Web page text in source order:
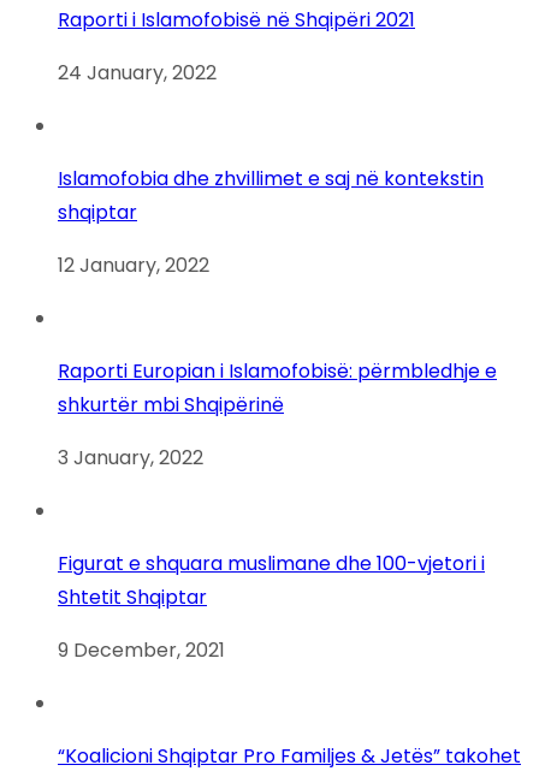
Raporti i Islamofobisë në Shqipëri 2021
24 January, 2022
Islamofobia dhe zhvillimet e saj në kontekstin
shqiptar
12 January, 2022
Raporti Europian i Islamofobisë: përmbledhje e
shkurtër mbi Shqipërinë
3 January, 2022
Figurat e shquara muslimane dhe 100-vjetori i
Shtetit Shqiptar
9 December, 2021
“Koalicioni Shqiptar Pro Familjes & Jetës” takohet